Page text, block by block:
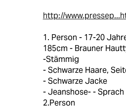
http://
1. Person - 17-20
185cm - Brauner
-Stämmig
- Schwarze Haare,
- Schwarze Jacke
- Jeanshose- -
2.Person